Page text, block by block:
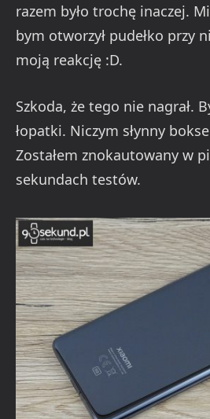
razem było trochę inaczej.
bym otworzył pudełko przy
moją reakcję :D.
Szkoda, że tego nie nagrał.
łopatki. Niczym słynny
Zostałem znokautowany w
sekundach testów.